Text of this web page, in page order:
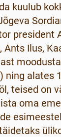
kuulub
president
Ants Ilus,
ning alates
teised on
oma